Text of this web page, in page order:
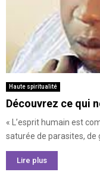
Haute spiritualité
Découvrez ce qui
« L’esprit humain est
saturée de parasites, de
Lire plus